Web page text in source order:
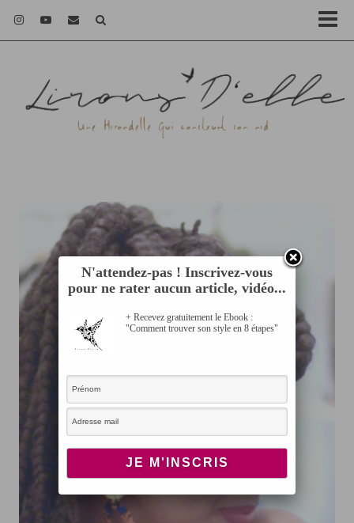
N'attendez-pas ! Inscrivez-vous
pour ne rater aucun article, vidéo...
+ Recevez gratuitement le Ebook :
"Comment trouver son style en 8 étapes"